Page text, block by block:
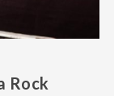
Rock